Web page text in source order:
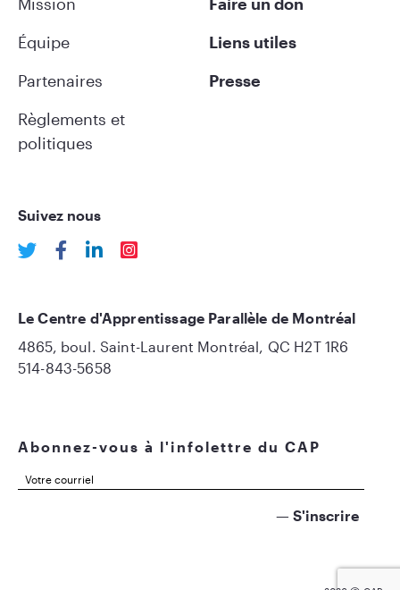
Équipe
Partenaires
Règlements et
politiques
Liens utiles
Presse
Suivez nous
Abonnez-vous à l'infolettre du CAP
Le Centre d'Apprentissage Parallèle de Montréal
4865, boul. Saint-Laurent Montréal, QC H2T 1R6
514-843-5658